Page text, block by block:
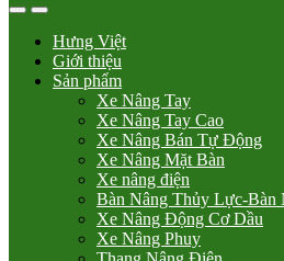
Hưng Việt
Giới thiệu
Sản phẩm
Xe Nâng Tay
Xe Nâng Tay Cao
Xe Nâng Bán Tự Động
Xe Nâng Mặt Bàn
Xe nâng điện
Bàn Nâng Thủy Lực-Bàn
Xe Nâng Động Cơ Dầu
Xe Nâng Phuy